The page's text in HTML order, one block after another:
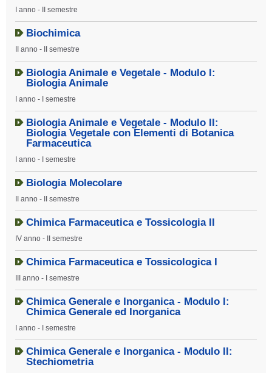
I anno - II semestre
Biochimica
II anno - II semestre
Biologia Animale e Vegetale - Modulo I:
Biologia Animale
I anno - I semestre
Biologia Animale e Vegetale - Modulo II:
Biologia Vegetale con Elementi di Botanica
Farmaceutica
I anno - I semestre
Biologia Molecolare
II anno - II semestre
Chimica Farmaceutica e Tossicologia II
IV anno - II semestre
Chimica Farmaceutica e Tossicologica I
III anno - I semestre
Chimica Generale e Inorganica - Modulo I:
Chimica Generale ed Inorganica
I anno - I semestre
Chimica Generale e Inorganica - Modulo II:
Stechiometria